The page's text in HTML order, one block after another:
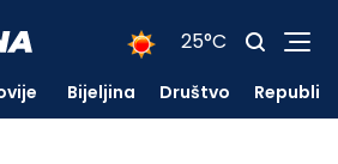
25°C
Bijeljina Društvo